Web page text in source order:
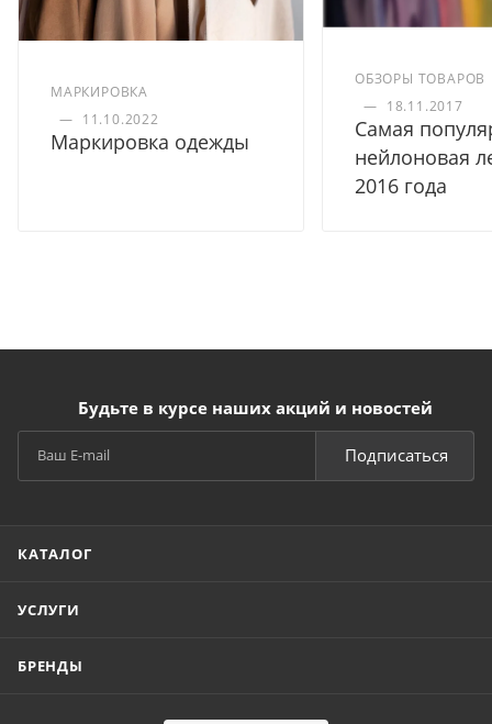
МАРКИРОВКА
— 11.10.2022
Маркировка одежды
ОБЗОРЫ ТОВАРОВ
— 18.11.2017
Самая
нейлоновая
2016 года
Будьте в курсе наших акций и новостей
Подписаться
КАТАЛОГ
УСЛУГИ
БРЕНДЫ